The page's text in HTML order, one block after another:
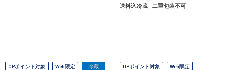
送料込冷蔵 二重包装不可
OPポイント対象 Web限定 冷蔵 OPポイント対象 Web限定